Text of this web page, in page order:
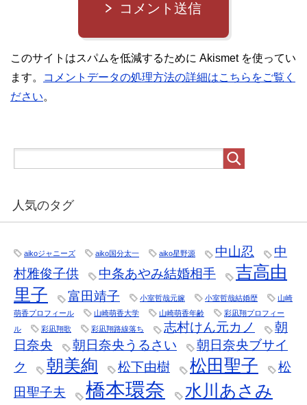
コメント送信
このサイトはスパムを低減するために Akismet を使ってい
ます。
コメントデータの処理方法の詳細はこちらをご覧く
ださい。
人気のタグ
aikoジャニーズ aiko国分太一 aiko星野源 中山忍
中
村雅俊子供
中条あやみ結婚相手
吉高由
里子
富田靖子 小室哲哉元嫁 小室哲哉結婚歴
山崎
萌香プロフィール
山崎萌香大学 山崎萌香年齢
彩凪翔プロフィー
ル
彩凪翔歌 彩凪翔路線落ち 志村けん元カノ
朝
日奈央
朝日奈央うるさい
朝日奈央ブサイ
ク
朝美絢 松下由樹 松田聖子
松
田聖子夫
橋本環奈 水川あさみ